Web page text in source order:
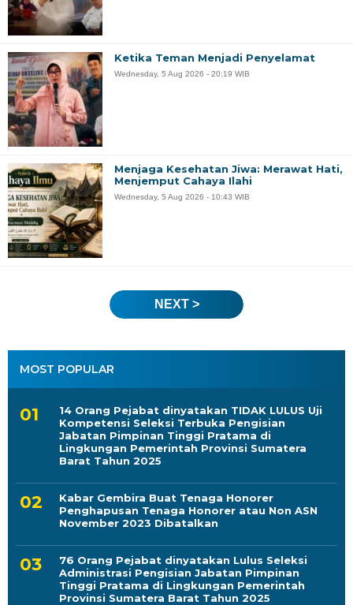
MOST POPULAR
14 Orang Pejabat dinyatakan TIDAK LULUS Uji
Kompetensi Seleksi Terbuka Pengisian
Jabatan Pimpinan Tinggi Pratama di
Lingkungan Pemerintah Provinsi Sumatera
Barat Tahun 2025
Kabar Gembira Buat Tenaga Honorer
Penghapusan Tenaga Honorer atau Non ASN
November 2023 Dibatalkan
76 Orang Pejabat dinyatakan Lulus Seleksi
Administrasi Pengisian Jabatan Pimpinan
Tinggi Pratama di Lingkungan Pemerintah
Provinsi Sumatera Barat Tahun 2025
Ketika Teman Menjadi Penyelamat
Wednesday, 5 Aug 2026 - 20:19 WIB
Menjaga Kesehatan Jiwa: Merawat Hati,
Menjemput Cahaya Ilahi
Wednesday, 5 Aug 2026 - 10:43 WIB
NEXT >